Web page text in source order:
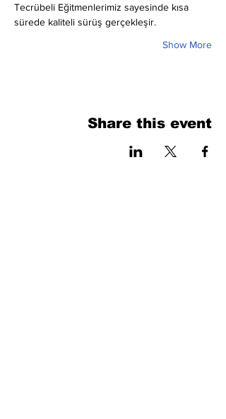
Tecrübeli Eğitmenlerimiz sayesinde kısa
sürede kaliteli sürüş gerçekleşir.
Show More
Share this event